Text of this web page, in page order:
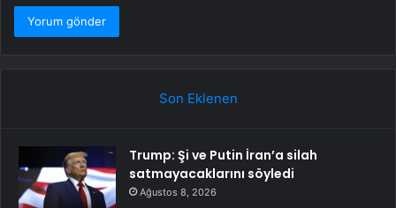
Son Eklenen
Trump: Şi ve Putin İran’a silah
satmayacaklarını söyledi
Ağustos 8, 2026